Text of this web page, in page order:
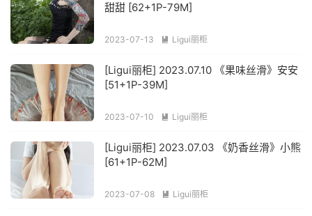
甜甜 [62+1P-79M]
2023-07-13  Ligui丽柜
[Ligui丽柜] 2023.07.10 《果味丝滑》安安
[51+1P-39M]
2023-07-10  Ligui丽柜
[Ligui丽柜] 2023.07.03 《奶香丝滑》小熊
[61+1P-62M]
2023-07-08  Ligui丽柜